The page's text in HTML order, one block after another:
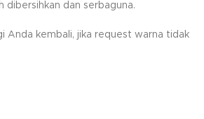
dibersihkan dan serbaguna.
Anda kembali, jika request warna tidak